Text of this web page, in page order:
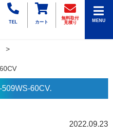
TEL カート
無料取付
見積り
MENU
60CV.
2022.09.23